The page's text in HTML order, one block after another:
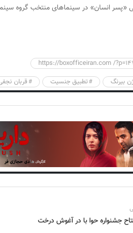
«پسر انسان» در سینماهای منتخب گروه
https://boxofficeiran.com /
بیرنگ تطبیق جنسیت قربان
جشنواره حوا با در آغوش درخت